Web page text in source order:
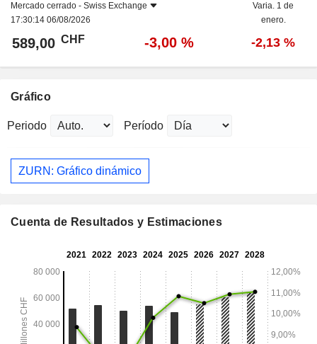
Mercado cerrado - Swiss Exchange
17:30:14 06/08/2026
Varia. 1 de
enero.
589,00 CHF -3,00 % -2,13 %
Gráfico
Periodo Período
ZURN: Gráfico dinámico
Cuenta de Resultados y Estimaciones